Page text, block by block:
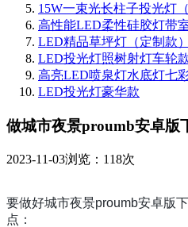
15W一束光长柱子投光灯
高性能LED柔性硅胶灯带
LED精品草坪灯（定制款）
LED投光灯照树射灯车轮
高亮LED喷泉灯水底灯七
LED投光灯豪华款
做城市夜景proumb安卓版
2023-11-03浏览：118次
要做好城市夜景proumb安卓版下
点：